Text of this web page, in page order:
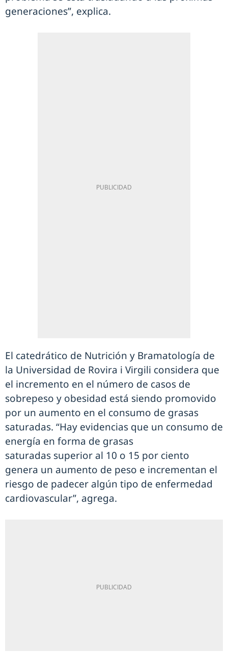
generaciones”, explica.
El catedrático de Nutrición y Bramatología de
la Universidad de Rovira i Virgili considera que
el incremento en el número de casos de
sobrepeso y obesidad está siendo promovido
por un aumento en el consumo de grasas
saturadas. “Hay evidencias que un consumo de
energía en forma de grasas
saturadas superior al 10 o 15 por ciento
genera un aumento de peso e incrementan el
riesgo de padecer algún tipo de enfermedad
cardiovascular”, agrega.